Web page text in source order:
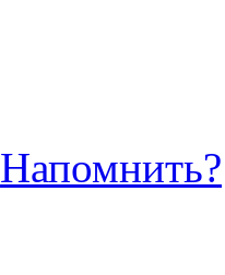
Напомнить?